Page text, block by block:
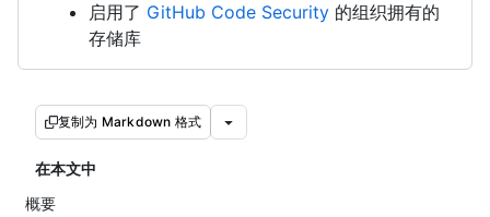
启用了 GitHub Code Security 的组织拥有的
存储库
复制为 Markdown 格式
在本文中
概要